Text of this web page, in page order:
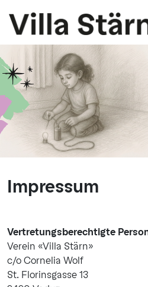
Impressum
Vertretungsberechtigte
Verein «Villa Stärn»
c/o Cornelia Wolf
St. Florinsgasse 13